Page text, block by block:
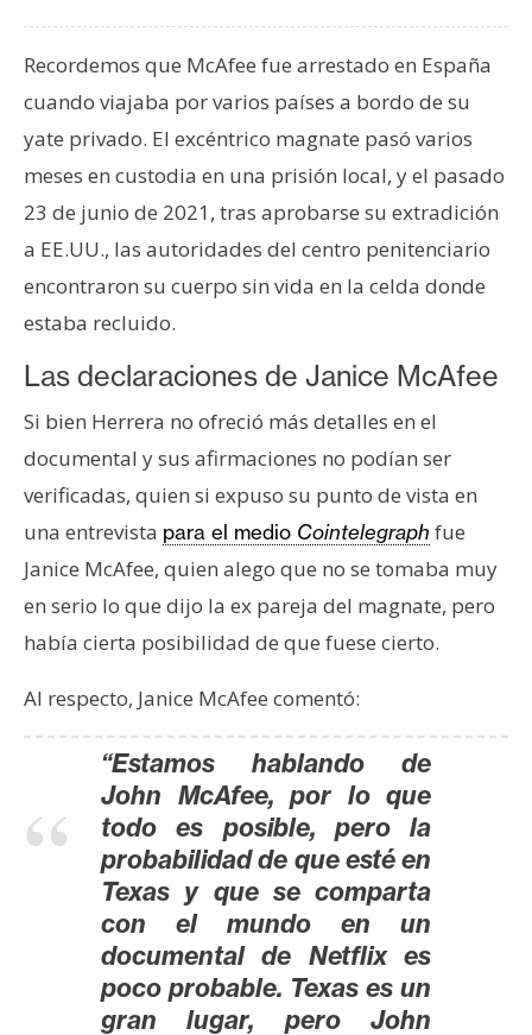
m
a
R
e
u
r
s
s
C
o
n
a
c
t
y
P
Recordemos que McAfee fue arrestado en España
cuando viajaba por varios países a bordo de su
yate privado. El excéntrico magnate pasó varios
meses en custodia en una prisión local, y el pasado
23 de junio de 2021, tras aprobarse su extradición
a EE.UU., las autoridades del centro penitenciario
encontraron su cuerpo sin vida en la celda donde
estaba recluido.
Las declaraciones de Janice McAfee
Si bien Herrera no ofreció más detalles en el
documental y sus afirmaciones no podían ser
verificadas, quien si expuso su punto de vista en
una entrevista para el medio Cointelegraph fue
Janice McAfee, quien alego que no se tomaba muy
en serio lo que dijo la ex pareja del magnate, pero
había cierta posibilidad de que fuese cierto.
Al respecto, Janice McAfee comentó:
“Estamos hablando de
John McAfee, por lo que
todo es posible, pero la
probabilidad de que esté en
Texas y que se comparta
con el mundo en un
documental de Netflix es
poco probable. Texas es un
gran lugar, pero John